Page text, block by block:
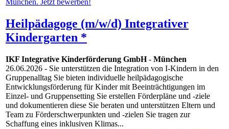
Heilpädagoge (m/w/d) Integrativer
Kindergarten *
IKF Integrative Kinderförderung GmbH- München
26.06.2026 - Sie unterstützen die Integration von I-Kindern in den
Gruppenalltag Sie bieten individuelle heilpädagogische
Entwicklungsförderung für Kinder mit Beeinträchtigungen im
Einzel- und Gruppensetting Sie erstellen Förderpläne und -ziele
und dokumentieren diese Sie beraten und unterstützen Eltern und
Team zu Förderschwerpunkten und -zielen Sie tragen zur
Schaffung eines inklusiven Klimas...